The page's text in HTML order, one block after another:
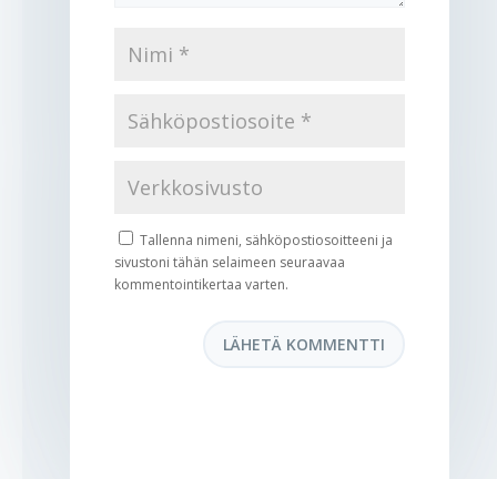
Tallenna nimeni, sähköpostiosoitteeni ja
sivustoni tähän selaimeen seuraavaa
kommentointikertaa varten.